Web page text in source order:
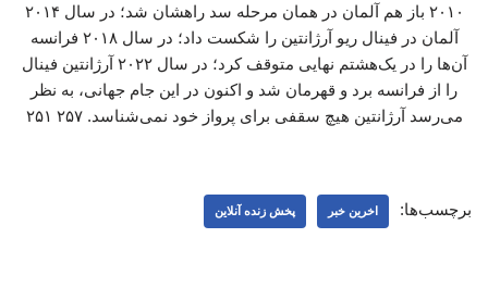
۲۰۱۰ باز هم آلمان در همان مرحله سد راهشان شد؛ در سال ۲۰۱۴
آلمان در فینال ریو آرژانتین را شکست داد؛ در سال ۲۰۱۸ فرانسه
آن‌ها را در یک‌هشتم نهایی متوقف کرد؛ در سال ۲۰۲۲ آرژانتین فینال
را از فرانسه برد و قهرمان شد و اکنون در این جام جهانی، به نظر
می‌رسد آرژانتین هیچ سقفی برای پرواز خود نمی‌شناسد. ۲۵۷ ۲۵۱
برچسب‌ها: اخرین خبر پخش زنده آنلاین